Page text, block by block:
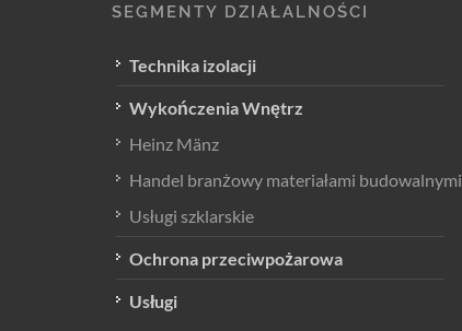
SEGMENTY DZIAŁALNOŚCI
Technika izolacji
Wykończenia Wnętrz
Heinz Mänz
Handel branżowy materiałami budowalnymi
Usługi szklarskie
Ochrona przeciwpożarowa
Usługi